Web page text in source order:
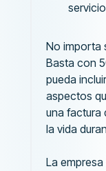
No importa
Basta con
pueda
aspectos
una factura
la vida
La